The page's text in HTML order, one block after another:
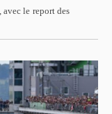
le report des